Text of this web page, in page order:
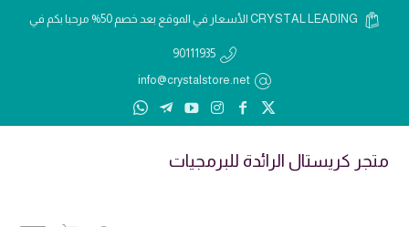
الأسعار في الموقع بعد خصم 50% مرحبا بكم في CRYSTAL LEADING
90111935
info@crystalstore.net
متجر كريستال الرائدة للبرمجيات